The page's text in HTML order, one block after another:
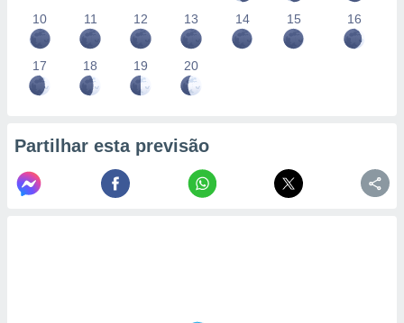
10 11 12 13 14 15 16
17 18 19 20
Partilhar esta previsão